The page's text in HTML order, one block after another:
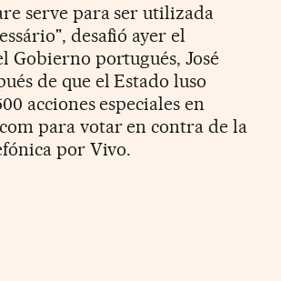
serve para ser utilizada
desafió ayer el
Gobierno portugués, José
de que el Estado luso
acciones especiales en
para votar en contra de la
por Vivo.